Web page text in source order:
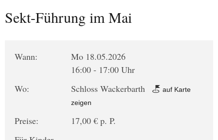
Sekt-Führung im Mai
Wann:
Mo 18.05.2026
16:00 - 17:00 Uhr
Wo:
Schloss Wackerbarth
auf Karte
zeigen
Preise:
17,00 € p. P.